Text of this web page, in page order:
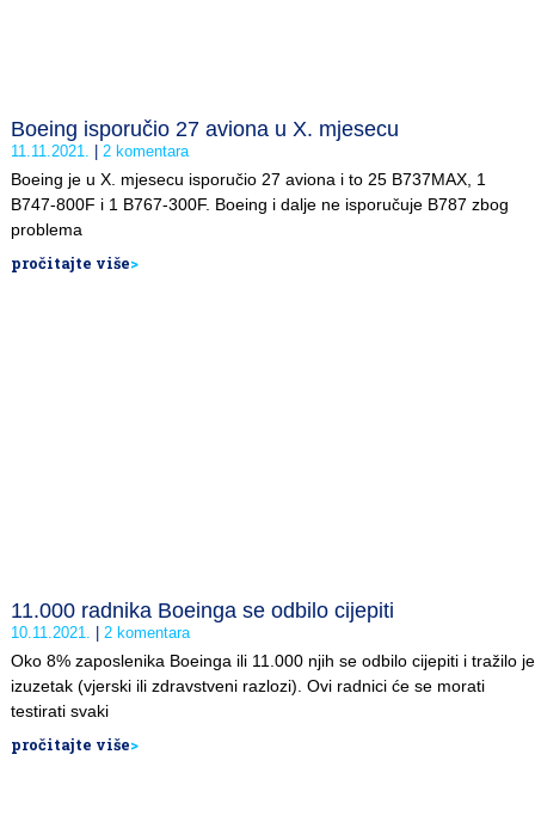
Boeing isporučio 27 aviona u X. mjesecu
11.11.2021. 2 komentara
Boeing je u X. mjesecu isporučio 27 aviona i to 25 B737MAX, 1
B747-800F i 1 B767-300F. Boeing i dalje ne isporučuje B787 zbog
problema
pročitajte više>
11.000 radnika Boeinga se odbilo cijepiti
10.11.2021. 2 komentara
Oko 8% zaposlenika Boeinga ili 11.000 njih se odbilo cijepiti i tražilo je
izuzetak (vjerski ili zdravstveni razlozi). Ovi radnici će se morati
testirati svaki
pročitajte više>